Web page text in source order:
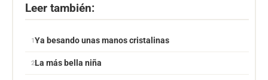
Leer también:
Ya besando unas manos cristalinas
La más bella niña